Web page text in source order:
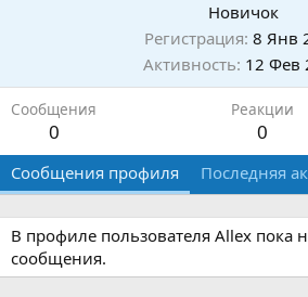
Новичок
Регистрация 8 Янв
Активность 12 Фев
Сообщения
0
Реакции
0
Сообщения профиля Последняя
В профиле пользователя Allex пока
сообщения.